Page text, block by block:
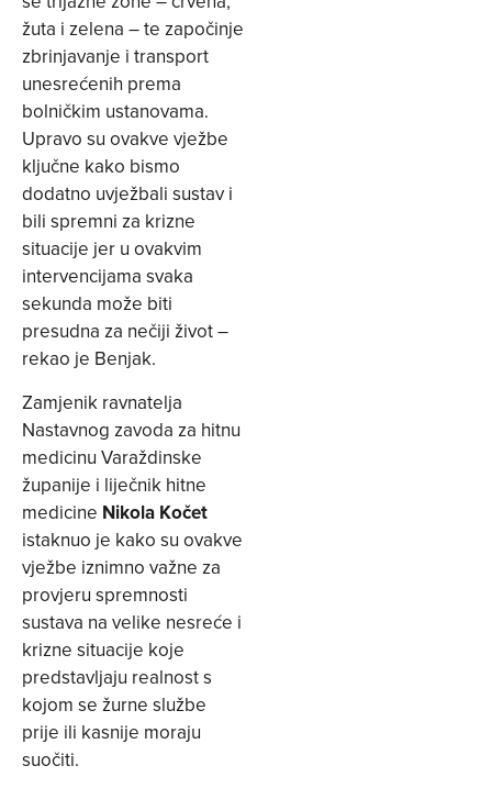
žuta i zelena – te započinje
zbrinjavanje i transport
unesrećenih prema
bolničkim ustanovama.
Upravo su ovakve vježbe
ključne kako bismo
dodatno uvježbali sustav i
bili spremni za krizne
situacije jer u ovakvim
intervencijama svaka
sekunda može biti
presudna za nečiji život –
rekao je Benjak.
Zamjenik ravnatelja
Nastavnog zavoda za hitnu
medicinu Varaždinske
županije i liječnik hitne
medicine Nikola Kočet
istaknuo je kako su ovakve
vježbe iznimno važne za
provjeru spremnosti
sustava na velike nesreće i
krizne situacije koje
predstavljaju realnost s
kojom se žurne službe
prije ili kasnije moraju
suočiti.